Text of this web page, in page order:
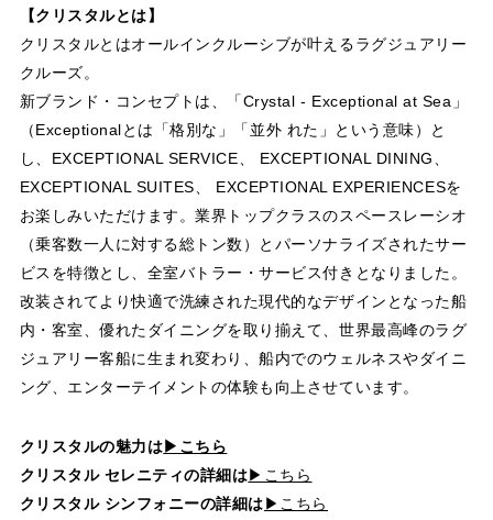
【クリスタルとは】
クリスタルとはオールインクルーシブが叶えるラグジュアリー
クルーズ。
新ブランド・コンセプトは、「Crystal - Exceptional at Sea」
（Exceptionalとは「格別な」「並外 れた」という意味）と
し、EXCEPTIONAL SERVICE、 EXCEPTIONAL DINING、
EXCEPTIONAL SUITES、 EXCEPTIONAL EXPERIENCESを
お楽しみいただけます。業界トップクラスのスペースレーシオ
（乗客数一人に対する総トン数）とパーソナライズされたサー
ビスを特徴とし、全室バトラー・サービス付きとなりました。
改装されてより快適で洗練された現代的なデザインとなった船
内・客室、優れたダイニングを取り揃えて、世界最高峰のラグ
ジュアリー客船に生まれ変わり、船内でのウェルネスやダイニ
ング、エンターテイメントの体験も向上させています。
クリスタルの魅力は▶こちら
クリスタル セレニティの詳細は▶こちら
クリスタル シンフォニーの詳細は▶こちら